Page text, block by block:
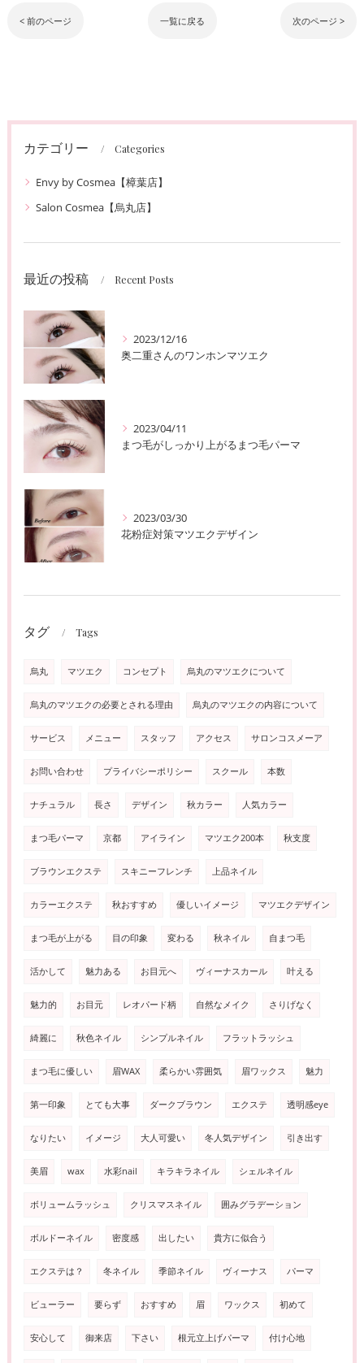
< 前のページ 一覧に戻る 次のページ >
カテゴリー Categories
Envy by Cosmea【樟葉店】
Salon Cosmea【烏丸店】
最近の投稿 Recent Posts
2023/12/16
奥二重さんのワンホンマツエク
2023/04/11
まつ毛がしっかり上がるまつ毛パーマ
2023/03/30
花粉症対策マツエクデザイン
タグ Tags
烏丸 マツエク コンセプト 烏丸のマツエクについて
烏丸のマツエクの必要とされる理由 烏丸のマツエクの内容について
サービス メニュー スタッフ アクセス サロンコスメーア
お問い合わせ プライバシーポリシー スクール 本数
ナチュラル 長さ デザイン 秋カラー 人気カラー
まつ毛パーマ 京都 アイライン マツエク200本 秋支度
ブラウンエクステ スキニーフレンチ 上品ネイル
カラーエクステ 秋おすすめ 優しいイメージ マツエクデザイン
まつ毛が上がる 目の印象 変わる 秋ネイル 自まつ毛
活かして 魅力ある お目元へ ヴィーナスカール 叶える
魅力的 お目元 レオパード柄 自然なメイク さりげなく
綺麗に 秋色ネイル シンプルネイル フラットラッシュ
まつ毛に優しい 眉WAX 柔らかい雰囲気 眉ワックス 魅力
第一印象 とても大事 ダークブラウン エクステ 透明感eye
なりたい イメージ 大人可愛い 冬人気デザイン 引き出す
美眉 wax 水彩nail キラキラネイル シェルネイル
ボリュームラッシュ クリスマスネイル 囲みグラデーション
ボルドーネイル 密度感 出したい 貴方に似合う
エクステは？ 冬ネイル 季節ネイル ヴィーナス パーマ
ビューラー 要らず おすすめ 眉 ワックス 初めて
安心して 御来店 下さい 根元立上げパーマ 付け心地